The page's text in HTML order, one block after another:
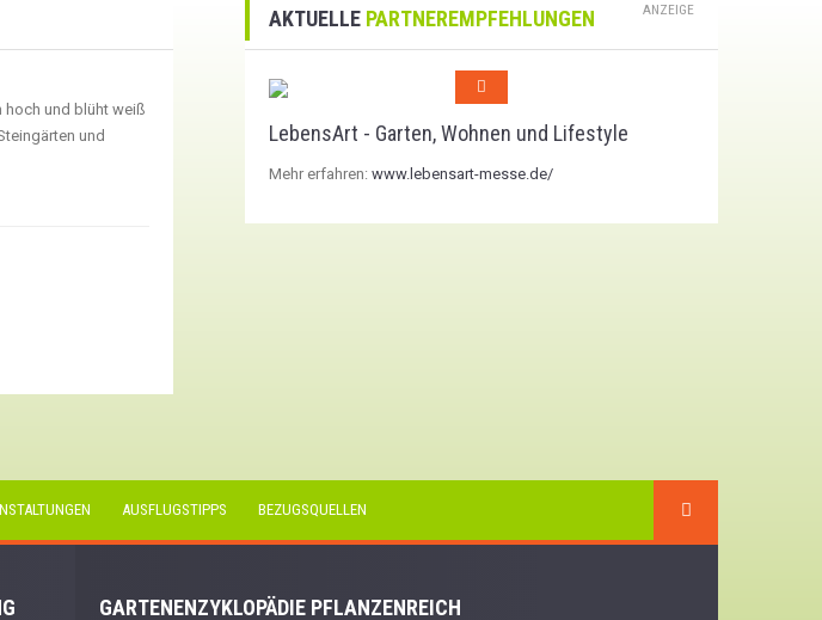
hoch und blüht weiß
und
AKTUELLE PARTNEREMPFEHLUNGEN ANZEIGE
LebensArt - Garten, Wohnen und Lifestyle
Mehr erfahren: www.lebensart-messe.de/
AUSFLUGSTIPPS BEZUGSQUELLEN
GARTENENZYKLOPÄDIE PFLANZENREICH